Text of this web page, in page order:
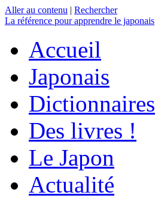
Aller au contenu | Rechercher
La référence pour apprendre le japonais
Accueil
Japonais
Dictionnaires
Des livres !
Le Japon
Actualité